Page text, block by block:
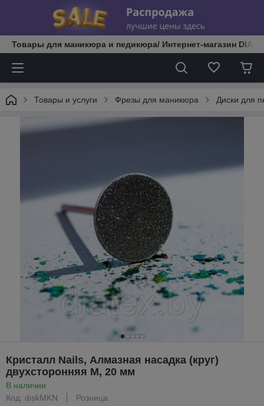
Товары для маникюра и педикюра/ Интернет-магазин
Товары и услуги Фрезы для маникюра Диски для
Кристалл Nails, Алмазная насадка (круг)
двухсторонняя M, 20 мм
В наличии
Код: diskMKN
Розница